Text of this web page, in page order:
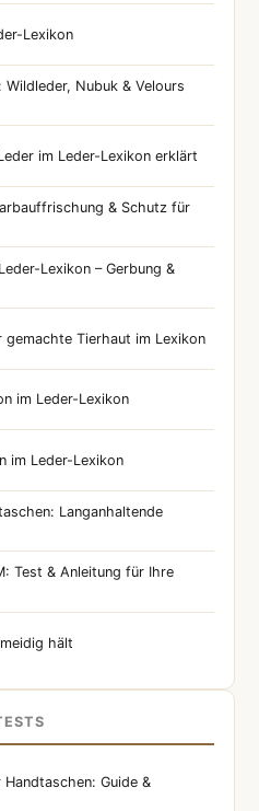
Lexikon
Wildleder, Nubuk & Velours
im Leder-Lexikon erklärt
& Schutz für
Lexikon – Gerbung &
gemachte Tierhaut im Lexikon
im Leder-Lexikon
im Leder-Lexikon
Langanhaltende
Test & Anleitung für Ihre
hält
Guide &